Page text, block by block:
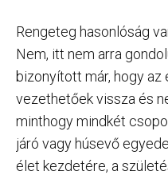
Rengeteg hasonlóság
Nem, itt nem arra
bizonyított már, hogy
vezethetőek vissza és
minthogy mindkét
járó vagy húsevő
élet kezdetére, a